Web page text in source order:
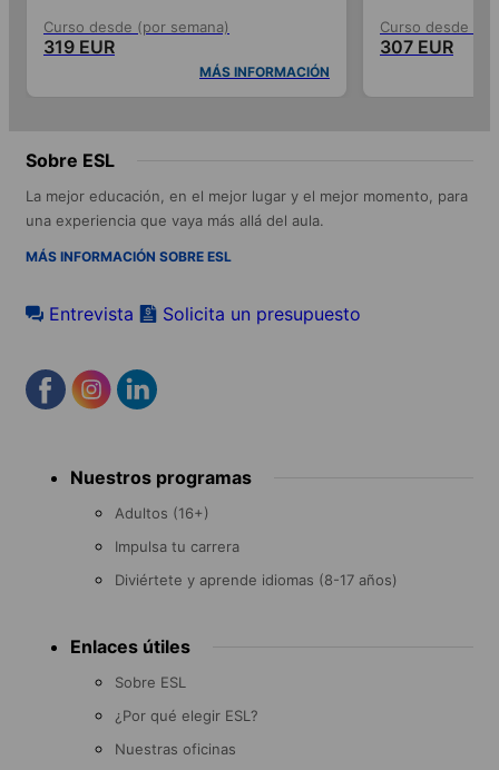
Curso desde (por semana)
319 EUR
MÁS INFORMACIÓN
Curso desde
307 EUR
Sobre ESL
La mejor educación, en el mejor lugar y el mejor momento, para
una experiencia que vaya más allá del aula.
MÁS INFORMACIÓN SOBRE ESL
Entrevista Solicita un presupuesto
menu Nuestros programas
Adultos (16+)
Impulsa tu carrera
Diviértete y aprende idiomas (8-17 años)
Enlaces útiles
Sobre ESL
¿Por qué elegir ESL?
Nuestras oficinas